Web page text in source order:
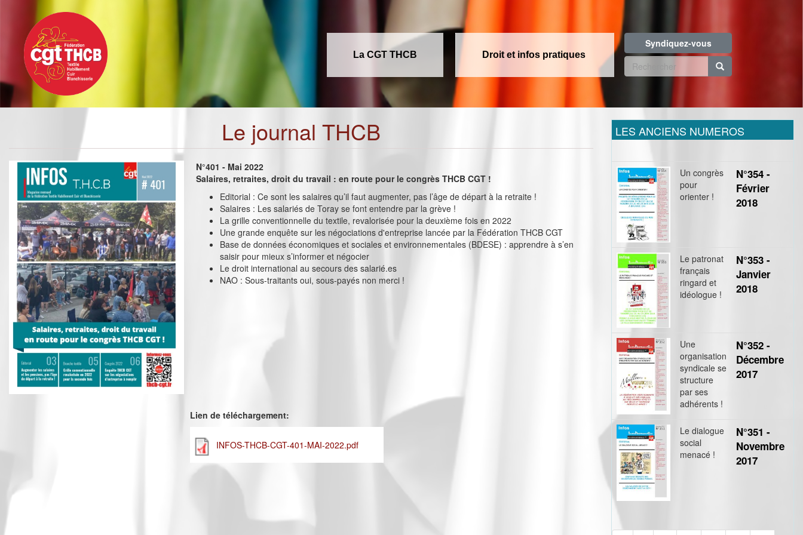
contenu
principal
La CGT THCB Droit et infos pratiques
Syndiquez-vous
Formulaire
recherche
Le journal THCB
N°401 - Mai 2022
Salaires, retraites, droit du travail : en route pour le congrès THCB CGT !
Editorial : Ce sont les salaires qu’il faut augmenter, pas l’âge de départ à la retraite !
Salaires : Les salariés de Toray se font entendre par la grève !
La grille conventionnelle du textile, revalorisée pour la deuxième fois en 2022
Une grande enquête sur les négociations d'entreprise lancée par la Fédération THCB CGT
Base de données économiques et sociales et environnementales (BDESE) : apprendre à s’en
saisir pour mieux s’informer et négocier
Le droit international au secours des salarié.es
NAO : Sous-traitants oui, sous-payés non merci !
Lien de téléchargement:
INFOS-THCB-CGT-401-MAI-2022.pdf
LES ANCIENS NUMEROS
Un congrès
pour
orienter !
N°354 -
Février
2018
Le patronat
français
ringard et
idéologue !
N°353 -
Janvier
2018
Une
organisation
syndicale se
structure
par ses
adhérents !
N°352 -
Décembre
2017
Le dialogue
social
menacé !
N°351 -
Novembre
2017